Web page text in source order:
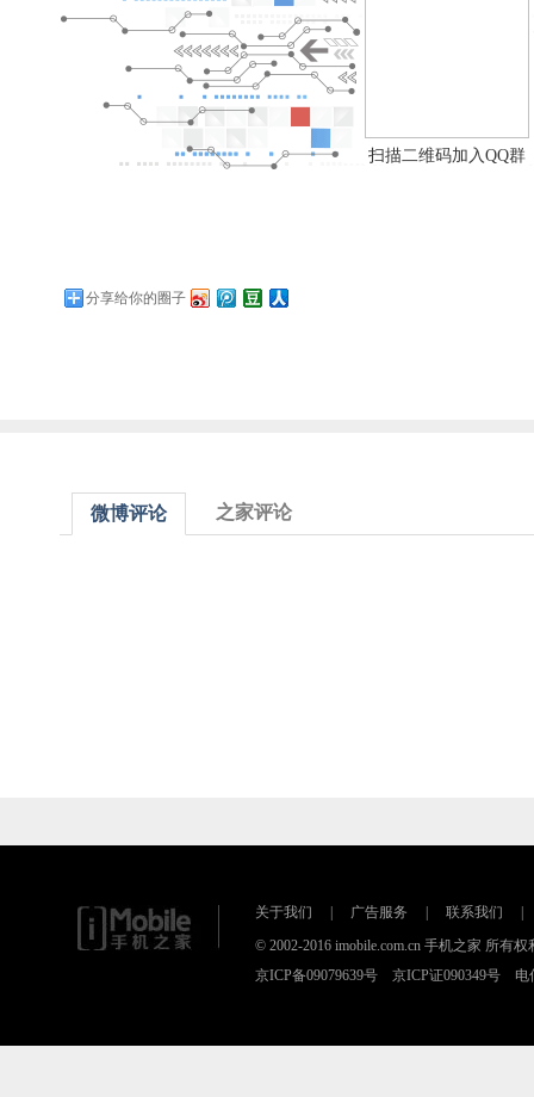
扫描二维码加入QQ群
分享给你的圈子
微博评论 之家评论
关于我们 广告服务 联系我们
© 2002-2016 imobile.com.cn 手机之家 所有
京ICP备09079639号 京ICP证090349号 电